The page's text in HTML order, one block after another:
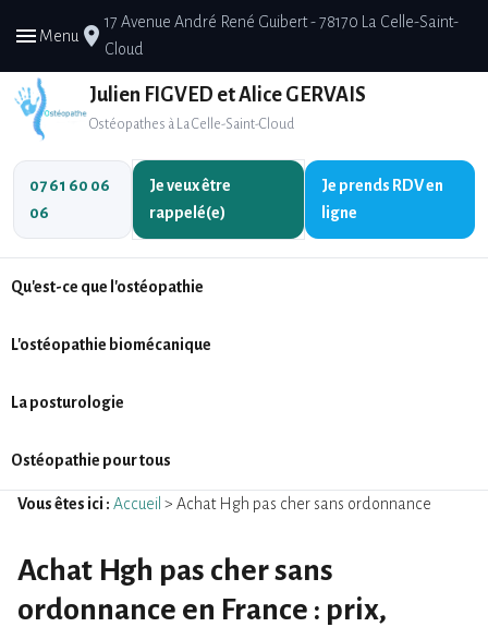
menu Menu place
17 Avenue André René Guibert - 78170 La Celle-Saint-
Cloud
Julien FIGVED et Alice GERVAIS
Ostéopathes à La Celle-Saint-Cloud
07 61 60 06
06
Je veux être
rappelé(e)
Je prends RDV en
ligne
Qu'est-ce que l'ostéopathie
L'ostéopathie biomécanique
La posturologie
Ostéopathie pour tous
Vous êtes ici : Accueil > Achat Hgh pas cher sans ordonnance
Achat Hgh pas cher sans
ordonnance en France : prix,